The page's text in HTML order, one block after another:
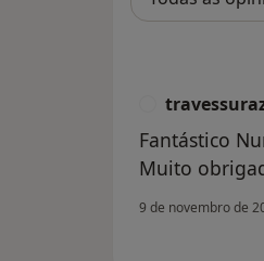
Fantástico
Muito
9 de novembro de